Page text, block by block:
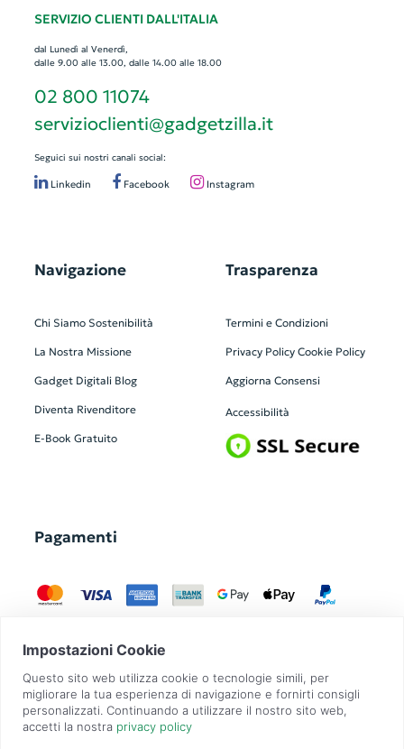
SERVIZIO CLIENTI DALL'ITALIA
dal Lunedì al Venerdì,
dalle 9.00 alle 13.00, dalle 14.00 alle 18.00
02 800 11074
servizioclienti@gadgetzilla.it
Seguici sui nostri canali social:
Linkedin Facebook Instagram
Navigazione
Chi Siamo Sostenibilità
La Nostra Missione
Gadget Digitali Blog
Diventa Rivenditore
E-Book Gratuito
Trasparenza
Termini e Condizioni
Privacy Policy Cookie Policy
Aggiorna Consensi
Accessibilità
Pagamenti
GadgetZilla è un Brand di Overbi S.r.l.| realizzato con Contit
| © 2026 Tutti
i diritti riservati | P.IVA: 09351560967